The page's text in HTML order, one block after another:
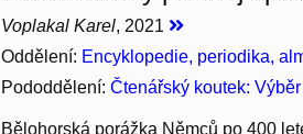
Voplakal Karel, 2021
Oddělení: Encyklopedie, periodika,
Pododdělení:Čtenářský koutek:
Bělohorská porážka Němců po 400